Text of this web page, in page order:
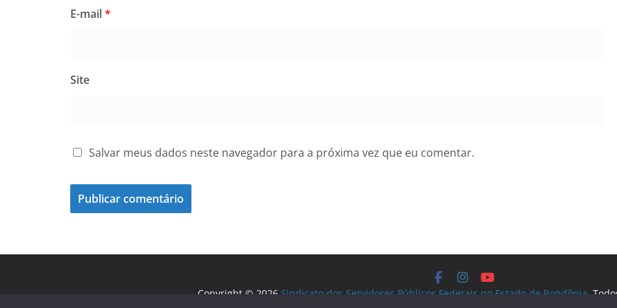
E-mail*
Site
Salvar meus dados neste navegador para a próxima vez que eu comentar.
Copyright © 2026 Sindicato dos Servidores Públicos Federais no Estado de Rondônia .